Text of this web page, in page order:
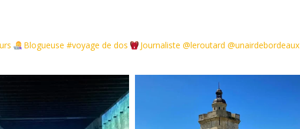
Blogueuse #voyage de dos Journaliste @leroutard @unairdebordeaux